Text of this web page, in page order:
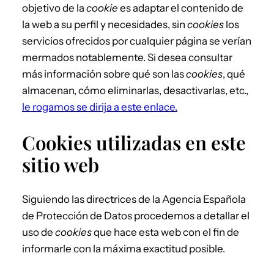
objetivo de la cookie es adaptar el contenido de
la web a su perfil y necesidades, sin cookies los
servicios ofrecidos por cualquier página se verían
mermados notablemente. Si desea consultar
más información sobre qué son lascookies, qué
almacenan, cómo eliminarlas, desactivarlas, etc.,
le rogamos se dirija a este enlace.
Cookies utilizadas en este
sitio web
Siguiendo las directrices de la Agencia Española
de Protección de Datos procedemos a detallar el
uso de cookiesque hace esta web con el fin de
informarle con la máxima exactitud posible.